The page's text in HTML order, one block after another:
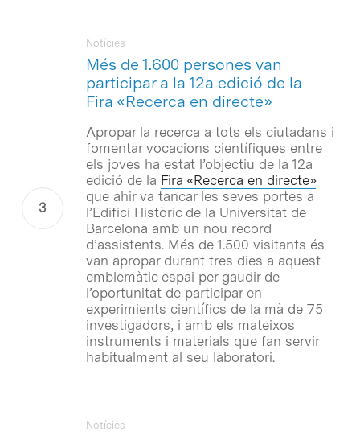
Més de 1.600 persones van
participar a la 12a edició de la
Fira «Recerca en directe»
Notícies
Apropar la recerca a tots els ciutadans i
fomentar vocacions científiques entre
els joves ha estat l’objectiu de la 12a
edició de la Fira «Recerca en directe»
que ahir va tancar les seves portes a
l’Edifici Històric de la Universitat de
Barcelona amb un nou rècord
d’assistents. Més de 1.500 visitants és
van apropar durant tres dies a aquest
emblemàtic espai per gaudir de
l’oportunitat de participar en
experimients científics de la mà de 75
investigadors, i amb els mateixos
instruments i materials que fan servir
habitualment al seu laboratori.
Notícies